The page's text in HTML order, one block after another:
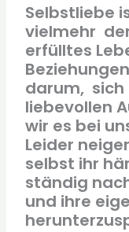
Selbstliebe
vielmehr
erfülltes
darum, sich
liebevollen
wir es bei
Leider
selbst ihr
ständig
und ihre